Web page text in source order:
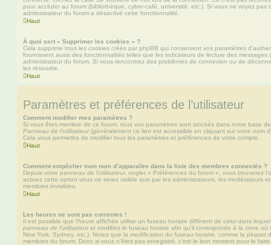
pour accéder au forum (bibliothèque, cyber-café, université, etc.). Si vous ne voyez pas
administrateur du forum a désactivé cette fonctionnalité.
Haut
À quoi sert « Supprimer les cookies » ?
Cela supprime tous les cookies créés par phpBB qui conservent vos paramètres
fournissent aussi des fonctionnalités telles que les indicateurs de lecture des
administrateur du forum. Si vous rencontrez des problèmes de connexion ou de
les résoudre.
Haut
Paramètres et préférences de l’utilisateur
Comment modifier mes paramètres ?
Si vous êtes membre de ce forum, tous vos paramètres sont stockés dans notre base
Panneau de l’utilisateur(généralement ce lien est accessible en cliquant sur votre nom
Cela vous permettra de modifier tous les paramètres et préférences de votre compte.
Haut
Comment empêcher mon nom d’apparaître dans la liste des membres connectés ?
Depuis votre panneau de l’utilisateur, onglet « Préférences du forum », vous trouverez
activez cette option vous ne serez visible que par les administrateurs, les modérateurs
membres invisibles.
Haut
Les heures ne sont pas correctes !
Il est possible que l’heure affichée utilise un fuseau horaire différent de celui dans
panneau de l’utilisateuret modifiez le fuseau horaire afin qu’il corresponde à la zone
New York, Sydney, etc.). Notez que la modification du fuseau horaire, comme la plupart
membres du forum. Donc si vous n’êtes pas enregistré, c’est le bon moment pour le faire.